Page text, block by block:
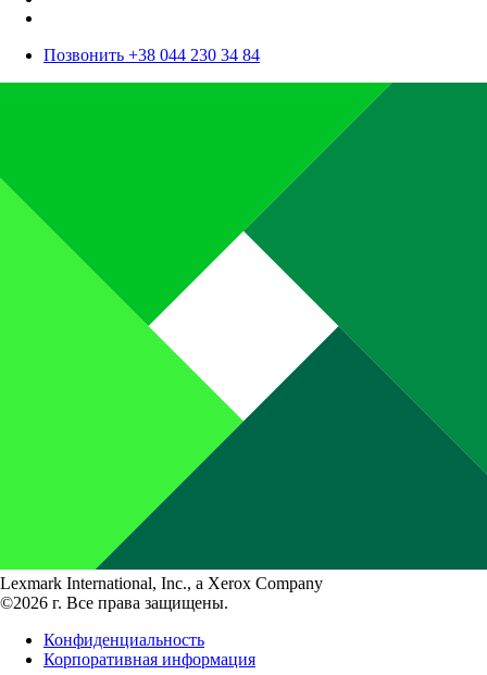
Позвонить +38 044 230 34 84
Lexmark International, Inc., a Xerox Company
©2026 г. Все права защищены.
Конфиденциальность
Корпоративная информация